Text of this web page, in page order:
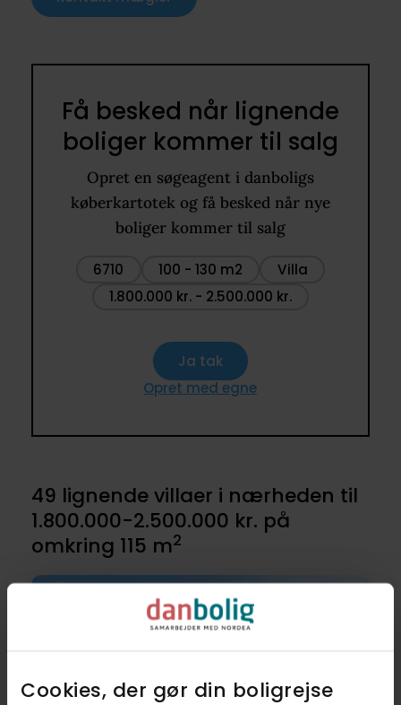
Cookies, der gør din boligrejse
Få besked når lignende
boliger kommer til salg
Opret en søgeagent i danboligs
køberkartotek og få besked når nye
boliger kommer til salg
6710 100 - 130 m2
Villa
1.800.000 kr. - 2.500.000 kr.
Ja tak
Opret med egne
49 lignende villaer i nærheden til
1.800.000-2.500.000 kr. på
omkring 115 m2